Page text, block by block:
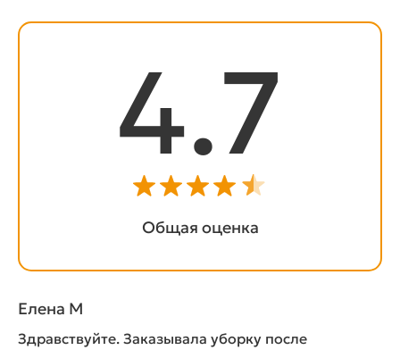
4.7
Общая оценка
Елена М
Здравствуйте. Заказывала уборку после